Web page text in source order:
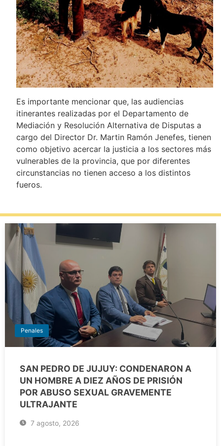
Es importante mencionar que, las audiencias
itinerantes realizadas por el Departamento de
Mediación y Resolución Alternativa de Disputas a
cargo del Director Dr. Martin Ramón Jenefes, tienen
como objetivo acercar la justicia a los sectores más
vulnerables de la provincia, que por diferentes
circunstancias no tienen acceso a los distintos
fueros.
Penales
SAN PEDRO DE JUJUY: CONDENARON A
UN HOMBRE A DIEZ AÑOS DE PRISIÓN
POR ABUSO SEXUAL GRAVEMENTE
ULTRAJANTE
7 agosto, 2026